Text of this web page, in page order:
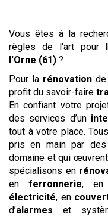
Vous êtes à la
règles de l'art pour
l'Orne (61) ?
Pour la rénovation
profit du savoir-faire
En confiant votre
des services d’un
tout à votre place.
pris en main par des
domaine et qui
spécialisons en
en ferronnerie, en
électricité, en
d’alarmes et